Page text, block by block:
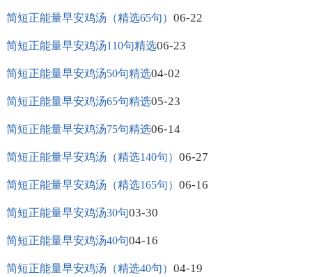
简短正能量早安鸡汤（精选65句） 06-22
简短正能量早安鸡汤110句精选06-23
简短正能量早安鸡汤50句精选04-02
简短正能量早安鸡汤65句精选05-23
简短正能量早安鸡汤75句精选06-14
简短正能量早安鸡汤（精选140句） 06-27
简短正能量早安鸡汤（精选165句） 06-16
简短正能量早安鸡汤30句03-30
简短正能量早安鸡汤40句04-16
简短正能量早安鸡汤（精选40句） 04-19